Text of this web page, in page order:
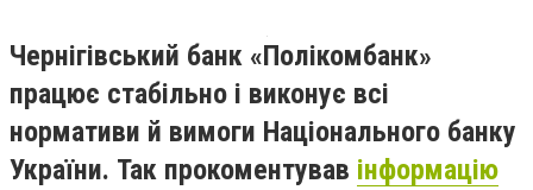
Чернігівський банк «Полікомбанк»
працює стабільно і виконує всі
нормативи й вимоги Національного банку
України. Так прокоментував інформацію